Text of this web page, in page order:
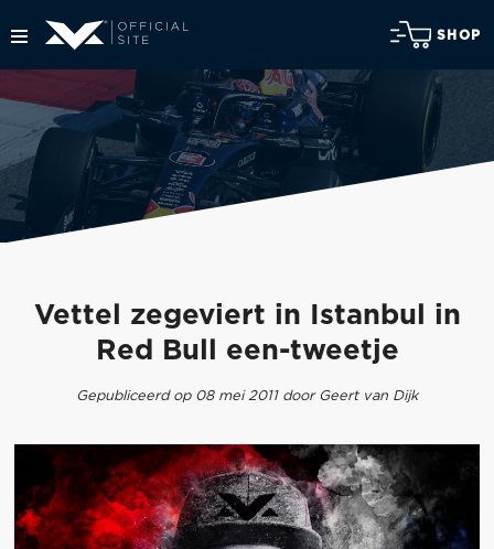
SHOP
Vettel zegeviert in Istanbul in
Red Bull een-tweetje
Gepubliceerd op 08 mei 2011 door Geert van Dijk